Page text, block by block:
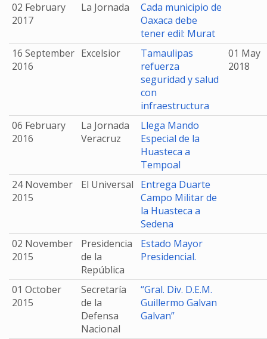
02 February
2017
La Jornada
Cada municipio de
Oaxaca debe
tener edil: Murat
16 September
2016
Excelsior
Tamaulipas
refuerza
seguridad y salud
con
infraestructura
01 May
2018
06 February
2016
La Jornada
Veracruz
Llega Mando
Especial de la
Huasteca a
Tempoal
24 November
2015
El Universal
Entrega Duarte
Campo Militar de
la Huasteca a
Sedena
02 November
2015
Presidencia
de la
República
Estado Mayor
Presidencial.
01 October
2015
Secretaría
de la
Defensa
Nacional
“Gral. Div. D.E.M.
Guillermo Galvan
Galvan”